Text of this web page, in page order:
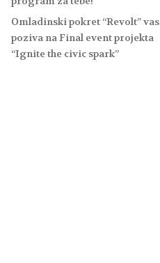
Omladinski pokret “Revolt” vas
poziva na Final event projekta
“Ignite the civic spark”